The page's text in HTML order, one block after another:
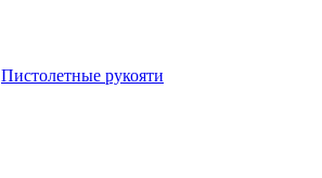
Пистолетные рукояти